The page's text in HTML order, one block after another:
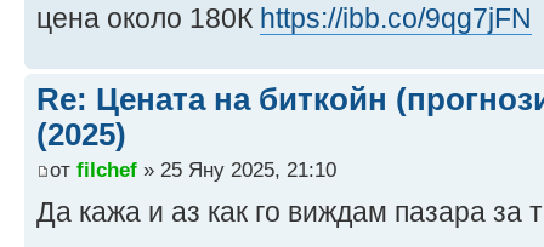
цена около 180К https://ibb.co/9qg7jFN
Re: Цената на биткойн
(2025)
от filchef » 25 Яну 2025, 21:10
Да кажа и аз как го виждам пазара за